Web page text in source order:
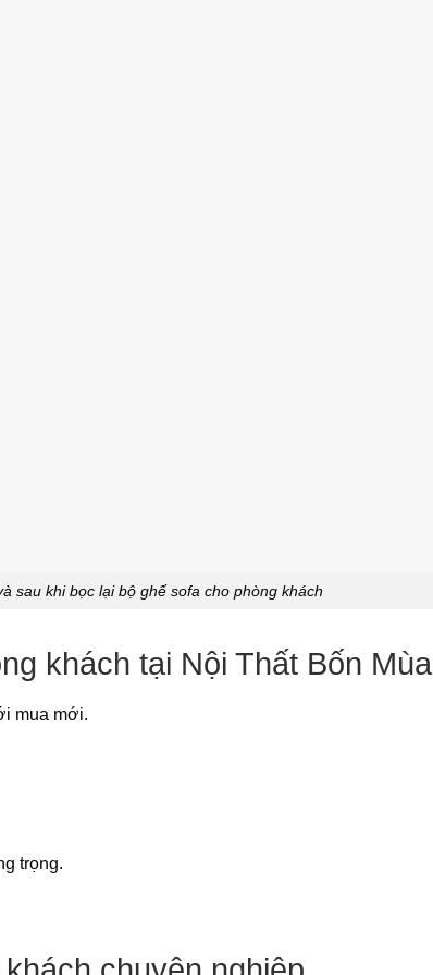
sau khi bọc lại bộ ghế sofa cho phòng khách
khách tại Nội Thất Bốn Mùa
mua mới.
trọng.